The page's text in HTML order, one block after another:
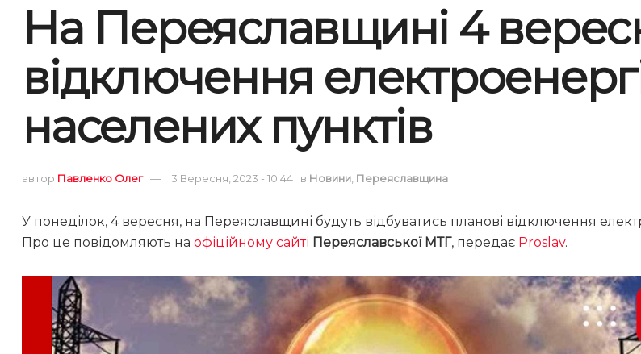
На Переяславщині 4
відключення
населених пунктів
автор Павленко Олег 3 Вересня, 2023 - 10:44 в Новини, Переяславщина
У понеділок, 4 вересня, на Переяславщині будуть відбуватись планові відключення
Про це повідомляють на офіційному сайті Переяславської МТГ, передає Proslav.